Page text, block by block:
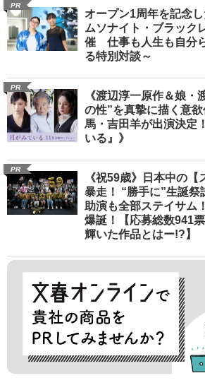
PR
オープン1周年を記念
ムソナイト・ブラック
催 仕事も人生も自分
る特別対談～
PR
《渡辺淳一原作＆娘・
の性”を真摯に描く意
馬・吉田羊が出演決定
いる』》
PR
《祝59歳》日本中の
暴走！ “勝手に”生誕祭
助演も全部ステイサム
爆誕！【応募総数941
輝いた作品とはー!?】